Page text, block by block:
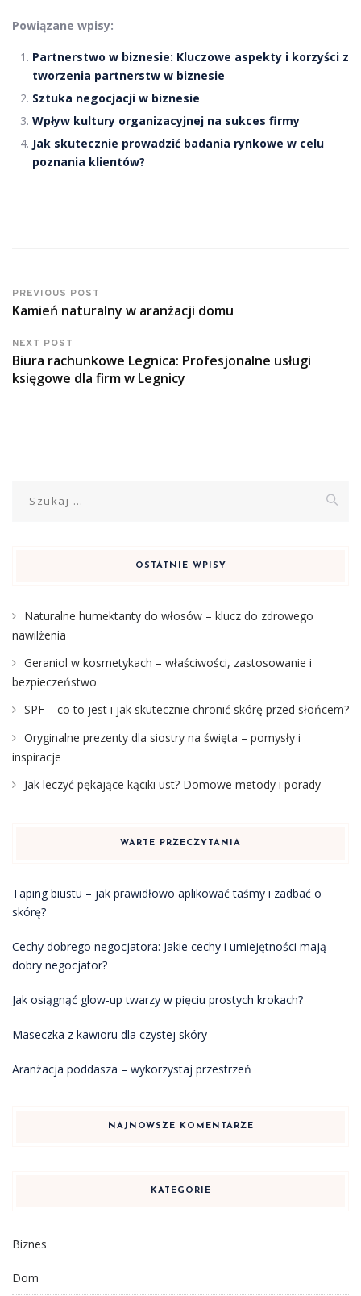
Powiązane wpisy:
Partnerstwo w biznesie: Kluczowe aspekty i korzyści z
tworzenia partnerstw w biznesie
Sztuka negocjacji w biznesie
Wpływ kultury organizacyjnej na sukces firmy
Jak skutecznie prowadzić badania rynkowe w celu
poznania klientów?
PREVIOUS POST
Kamień naturalny w aranżacji domu
NEXT POST
Biura rachunkowe Legnica: Profesjonalne usługi
księgowe dla firm w Legnicy
OSTATNIE WPISY
Naturalne humektanty do włosów – klucz do zdrowego
nawilżenia
Geraniol w kosmetykach – właściwości, zastosowanie i
bezpieczeństwo
SPF – co to jest i jak skutecznie chronić skórę przed słońcem?
Oryginalne prezenty dla siostry na święta – pomysły i
inspiracje
Jak leczyć pękające kąciki ust? Domowe metody i porady
WARTE PRZECZYTANIA
Taping biustu – jak prawidłowo aplikować taśmy i zadbać o
skórę?
Cechy dobrego negocjatora: Jakie cechy i umiejętności mają
dobry negocjator?
Jak osiągnąć glow-up twarzy w pięciu prostych krokach?
Maseczka z kawioru dla czystej skóry
Aranżacja poddasza – wykorzystaj przestrzeń
NAJNOWSZE KOMENTARZE
KATEGORIE
Biznes
Dom